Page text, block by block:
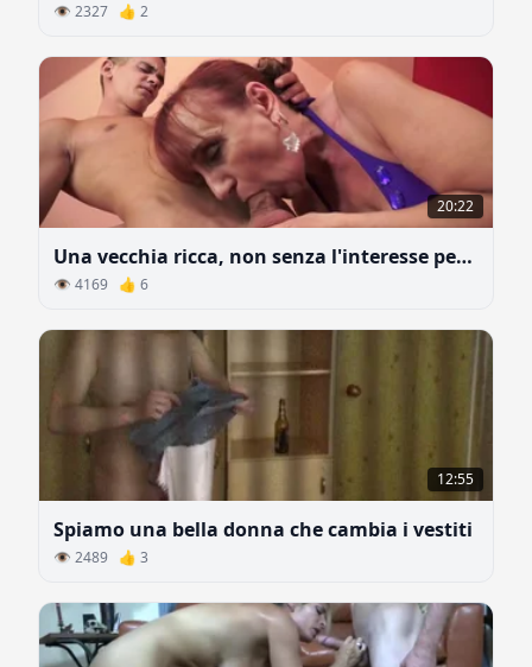
👁 2327 👍 2
20:22
Una vecchia ricca, non senza l'interesse personale, supporta un giovane studente
👁 4169 👍 6
12:55
Spiamo una bella donna che cambia i vestiti
👁 2489 👍 3